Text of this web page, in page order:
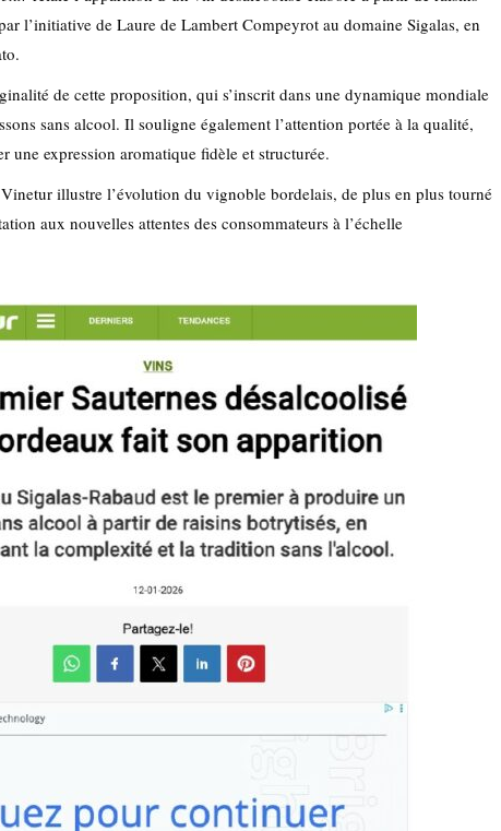
l’initiative de Laure de Lambert Compeyrot au domaine Sigalas, en
de cette proposition, qui s’inscrit dans une dynamique mondiale
sans alcool. Il souligne également l’attention portée à la qualité,
une expression aromatique fidèle et structurée.
illustre l’évolution du vignoble bordelais, de plus en plus tourné
aux nouvelles attentes des consommateurs à l’échelle